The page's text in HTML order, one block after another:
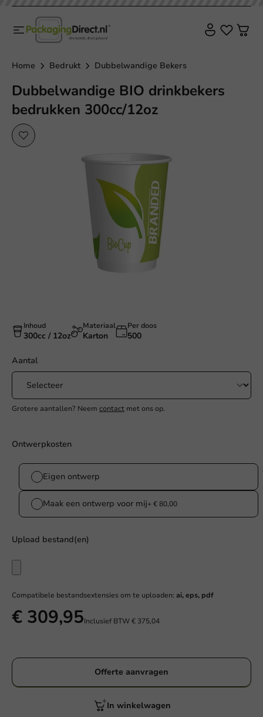
Home Bedrukt Dubbelwandige Bekers
Dubbelwandige BIO drinkbekers
bedrukken 300cc/12oz
Inhoud
300cc / 12oz
Materiaal
Karton
Per doos
500
Aantal
Grotere aantallen? Neem contact met ons op.
Ontwerpkosten
Eigen ontwerp
Maak een ontwerp voor mij+ € 80,00
Upload bestand(en)
Compatibele bestandsextensies om te uploaden: ai, eps, pdf
€ 309,95Inclusief BTW€ 375,04
Offerte aanvragen
In winkelwagen